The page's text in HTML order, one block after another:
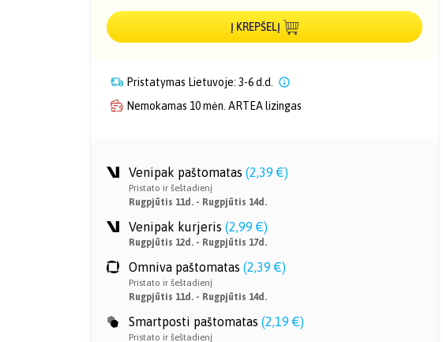
Į KREPŠELĮ
Pristatymas Lietuvoje: 3-6 d.d.
Nemokamas 10 mėn. ARTEA lizingas
Venipak paštomatas (2,39 €)
Pristato ir šeštadienį
Rugpjūtis 11d. - Rugpjūtis 14d.
Venipak kurjeris (2,99 €)
Rugpjūtis 12d. - Rugpjūtis 17d.
Omniva paštomatas (2,39 €)
Pristato ir šeštadienį
Rugpjūtis 11d. - Rugpjūtis 14d.
Smartposti paštomatas (2,19 €)
Pristato ir šeštadienį